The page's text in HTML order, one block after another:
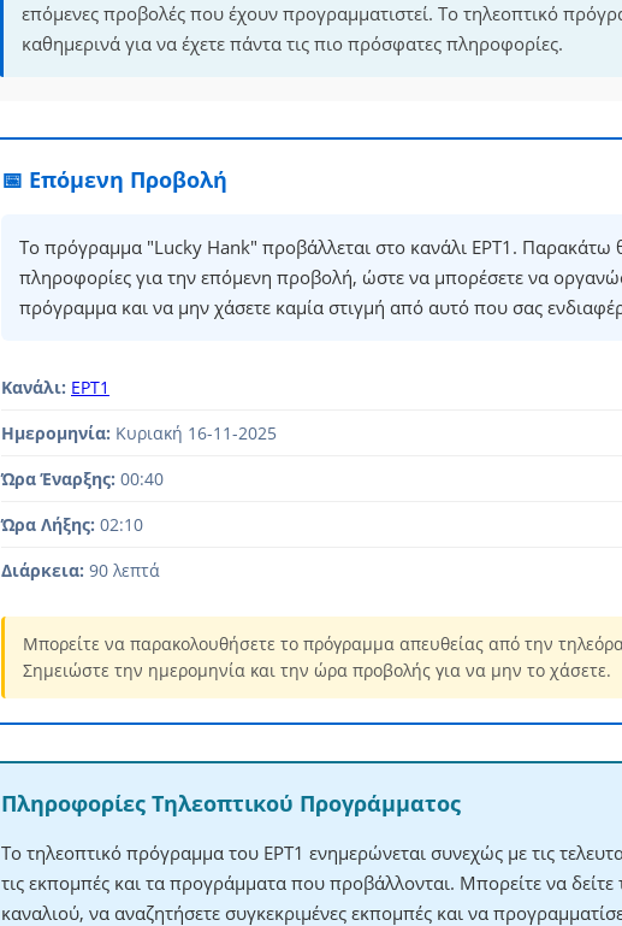
επόμενες προβολές που έχουν προγραμματιστεί. Το τηλεοπτικό
καθημερινά για να έχετε πάντα τις πιο πρόσφατες πληροφορίες.
📅 Επόμενη Προβολή
Το πρόγραμμα "Lucky Hank" προβάλλεται στο κανάλι ΕΡΤ1. Παρακάτω
πληροφορίες για την επόμενη προβολή, ώστε να μπορέσετε να
πρόγραμμα και να μην χάσετε καμία στιγμή από αυτό που σας
Κανάλι: ΕΡΤ1
Ημερομηνία: Κυριακή 16-11-2025
Ώρα Έναρξης: 00:40
Ώρα Λήξης: 02:10
Διάρκεια: 90 λεπτά
Μπορείτε να παρακολουθήσετε το πρόγραμμα απευθείας από την
Σημειώστε την ημερομηνία και την ώρα προβολής για να μην το χάσετε.
Πληροφορίες Τηλεοπτικού Προγράμματος
Το τηλεοπτικό πρόγραμμα του ΕΡΤ1 ενημερώνεται συνεχώς με τις
τις εκπομπές και τα προγράμματα που προβάλλονται. Μπορείτε να
καναλιού, να αναζητήσετε συγκεκριμένες εκπομπές και να